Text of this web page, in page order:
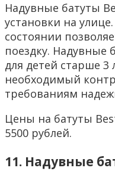
Надувные батуты
установки на
состоянии
поездку. Надувные
для детей старше
необходимый
требованиям
Цены на батуты
5500 рублей.
11. Надувные